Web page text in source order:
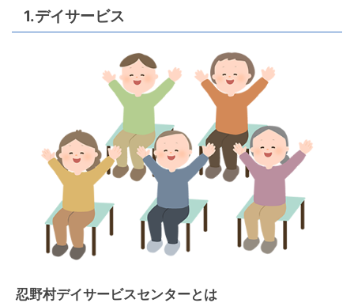
1.デイサービス
忍野村デイサービスセンターとは